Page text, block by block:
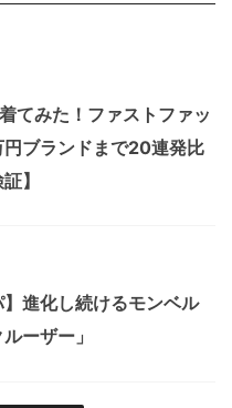
てみた！ファストファッ
円ブランドまで20連発比
】
】進化し続けるモンベル
ーザー」